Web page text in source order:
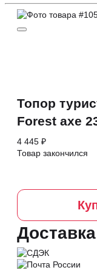
Топор
Forest axe
4 445 ₽
Товар закончился